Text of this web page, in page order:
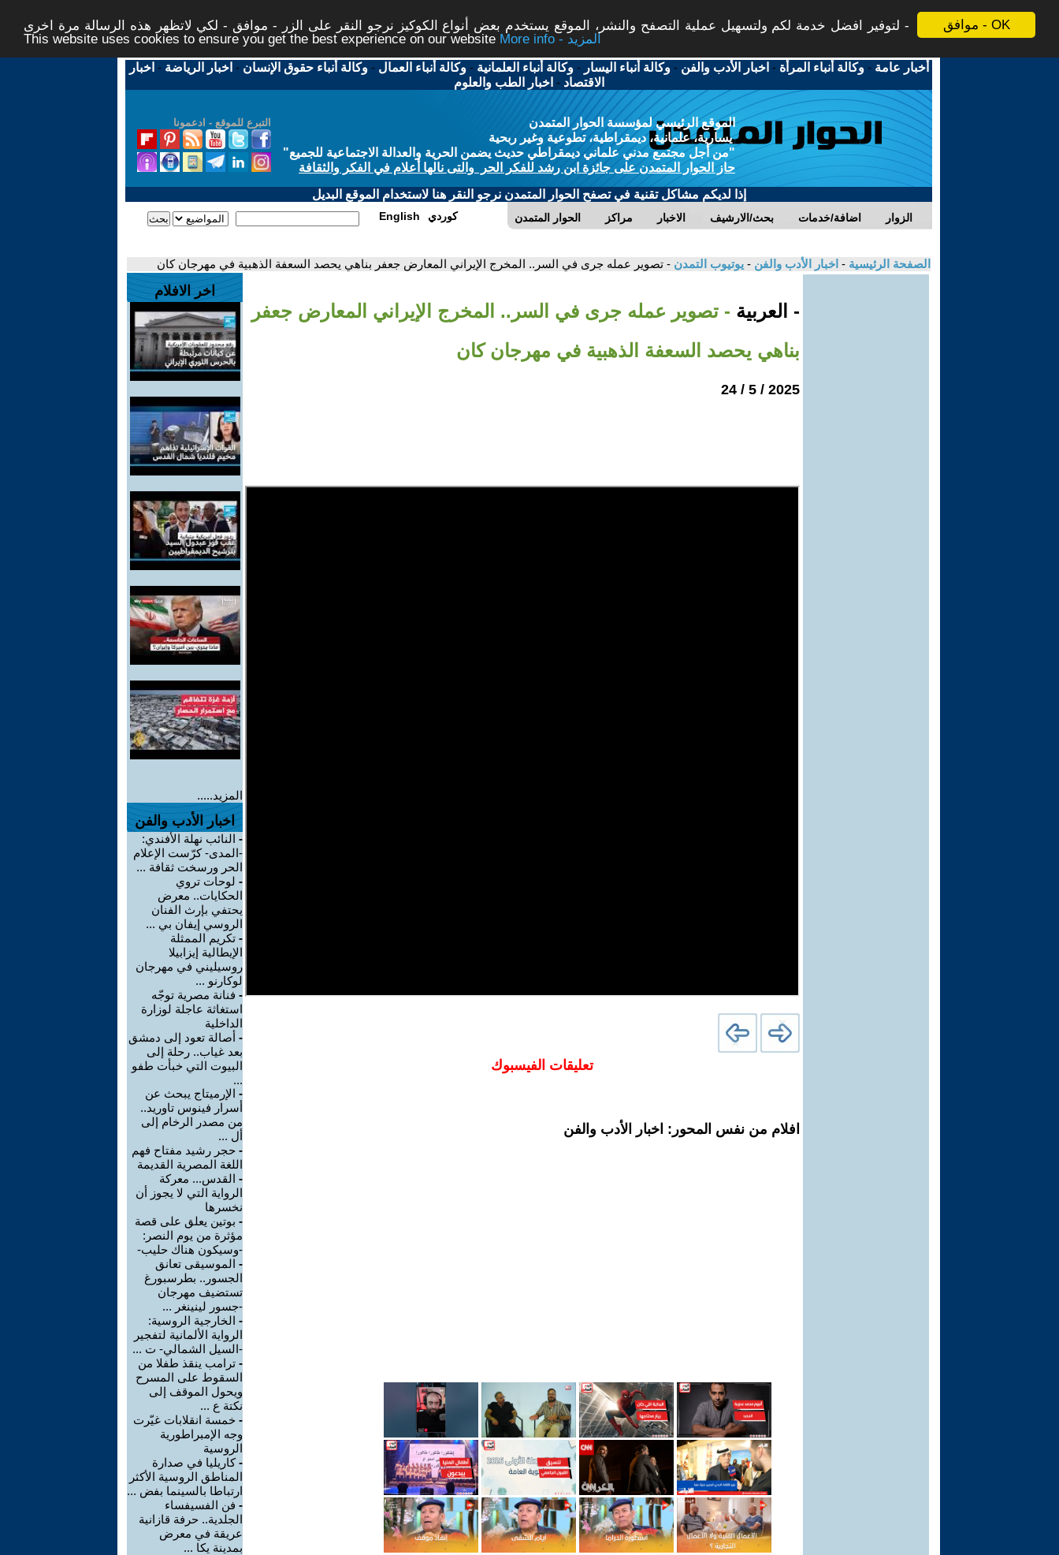
موافق - OK
لتوفير افضل خدمة لكم ولتسهيل عملية التصفح والنشر، الموقع يستخدم بعض أنواع الكوكيز نرجو النقر على الزر - موافق - لكي لاتظهر هذه الرسالة مرة اخرى -
This website uses cookies to ensure you get the best experience on our website
More info - المزيد
أخبار عامة -وكالة أنباء المرأة - اخبار الأدب والفن -وكالة أنباء اليسار -وكالة أنباء العلمانية -وكالة أنباء العمال -وكالة أنباء حقوق الإنسان - اخبار الرياضة - اخبار
الاقتصاد - اخبار الطب والعلوم
التبرع للموقع - ادعمونا
الموقع الرئيسي لمؤسسة الحوار المتمدن
يسارية، علمانية، ديمقراطية، تطوعية وغير ربحية
"من أجل مجتمع مدني علماني ديمقراطي حديث يضمن الحرية والعدالة الاجتماعية للجميع"
حاز الحوار المتمدن على جائزة ابن رشد للفكر الحر والتى نالها أعلام في الفكر والثقافة
إذا لديكم مشاكل تقنية في تصفح الحوار المتمدن نرجو النقر هنا لاستخدام الموقع البديل
الحوار المتمدن مراكز الاخبار بحث/الارشيف اضافة/خدمات الزوار English كوردي
الصفحة الرئيسية - اخبار الأدب والفن - يوتيوب التمدن - تصوير عمله جرى في السر.. المخرج الإيراني المعارض جعفر بناهي يحصد السعفة الذهبية في مهرجان كان
- العربية - تصوير عمله جرى في السر.. المخرج الإيراني المعارض جعفر
بناهي يحصد السعفة الذهبية في مهرجان كان
2025 / 5 / 24
تعليقات الفيسبوك
افلام من نفس المحور: اخبار الأدب والفن
اخر الافلام
المزيد.....
اخبار الأدب والفن
- النائب نهلة الأفندي:
-المدى- كرّست الإعلام
الحر ورسخت ثقافة ...
- لوحات تروي
الحكايات.. معرض
يحتفي بإرث الفنان
الروسي إيفان بي ...
- تكريم الممثلة
الإيطالية إيزابيلا
روسيليني في مهرجان
لوكارنو ...
- فنانة مصرية توجّه
استغاثة عاجلة لوزارة
الداخلية
- أصالة تعود إلى دمشق
بعد غياب.. رحلة إلى
البيوت التي خبأت طفو
...
- الإرميتاج يبحث عن
أسرار فينوس تاوريد..
من مصدر الرخام إلى
أل ...
- حجر رشيد مفتاح فهم
اللغة المصرية القديمة
- القدس... معركة
الرواية التي لا يجوز أن
نخسرها
- بوتين يعلق على قصة
مؤثرة من يوم النصر:
-وسيكون هناك حليب-
- الموسيقى تعانق
الجسور.. بطرسبورغ
تستضيف مهرجان
-جسور لينينغر ...
- الخارجية الروسية:
الرواية الألمانية لتفجير
-السيل الشمالي- ت ...
- ترامب ينقذ طفلا من
السقوط على المسرح
ويحول الموقف إلى
نكتة ع ...
- خمسة انقلابات غيّرت
وجه الإمبراطورية
الروسية
-كاريليا في صدارة
المناطق الروسية الأكثر
ارتباطا بالسينما بفض ...
- فن الفسيفساء
الجلدية.. حرفة قازانية
عريقة في معرض
بمدينة يكا ...